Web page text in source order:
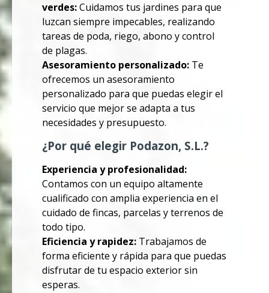
verdes:Cuidamos tus jardines para que
luzcan siempre impecables, realizando
tareas de poda, riego, abono y control
de plagas.
Asesoramiento personalizado: Te
ofrecemos un asesoramiento
personalizado para que puedas elegir el
servicio que mejor se adapta a tus
necesidades y presupuesto.
¿Por qué elegir Podazon, S.L.?
Experiencia y profesionalidad:
Contamos con un equipo altamente
cualificado con amplia experiencia en el
cuidado de fincas, parcelas y terrenos de
todo tipo.
Eficiencia y rapidez: Trabajamos de
forma eficiente y rápida para que puedas
disfrutar de tu espacio exterior sin
esperas.